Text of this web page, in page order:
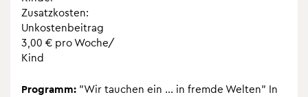
Zusatz­kos­ten:
Unkos­ten­bei­trag
3,00 € pro Woche/
Kind
Pro­gramm: "Wir tau­chen ein ... in fremde Wel­ten" In